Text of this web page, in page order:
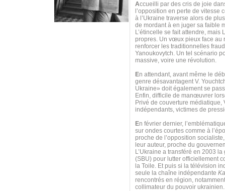
Accueilli par des cris de joie
l’opposition en perte de
à l’Ukraine traverse alors de
de mordant à en juger sa faible
L’étincelle se fait attendre,
propres. Un vœux pieux face au
renforcer les traditionnelles
Yanoukovytch. Un tel scénario
massive, voire une révolution.
En attendant, avant même le
genre désavantagent V.
Ukraine» doit également se
Enfin, difficile de manœuvrer
Privé de couverture
indépendants, victimes de
En février dernier,
sur ondes courtes comme à
proche de l’opposition
leur auteur, proche du
L’Ukraine a transféré en 2003
(SBU) pour lutter officiellement
la Toile. Et puis si la télévision
seule la chaîne indépendante
rencontrés en région,
collimateur du pouvoir ukrainien.